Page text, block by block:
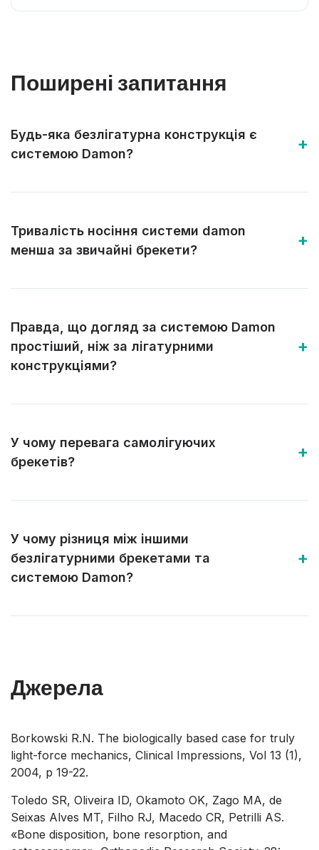
Поширені запитання
Будь-яка безлігатурна конструкція є
системою Damon?
Тривалість носіння системи damon
менша за звичайні брекети?
Правда, що догляд за системою Damon
простіший, ніж за лігатурними
конструкціями?
У чому перевага самолігуючих
брекетів?
У чому різниця між іншими
безлігатурними брекетами та
системою Damon?
Джерела
Borkowski R.N. The biologically based case for truly
light-force mechanics, Clinical Impressions, Vol 13 (1),
2004, p 19-22.
Toledo SR, Oliveira ID, Okamoto OK, Zago MA, de
Seixas Alves MT, Filho RJ, Macedo CR, Petrilli AS.
«Bone disposition, bone resorption, and